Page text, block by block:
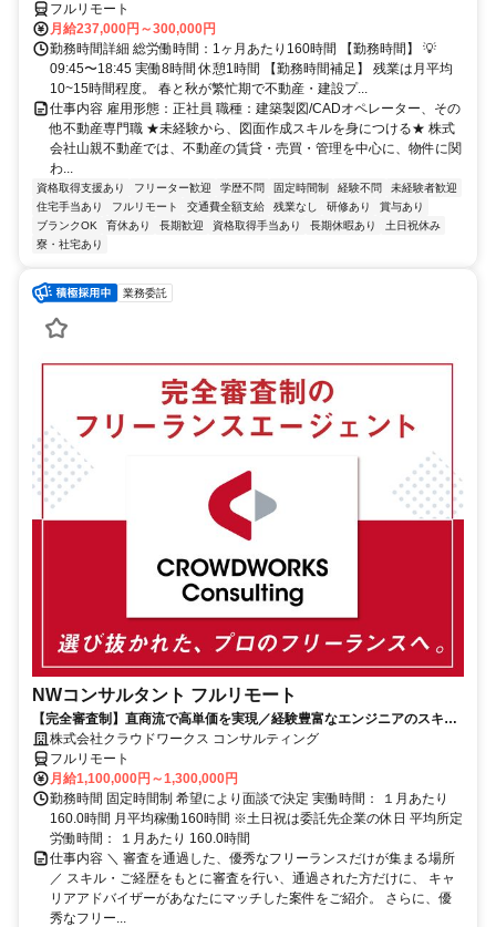
フルリモート
月給237,000円～300,000円
勤務時間詳細 総労働時間：1ヶ月あたり160時間 【勤務時間】 💡
09:45〜18:45 実働8時間 休憩1時間 【勤務時間補足】 残業は月平均
10~15時間程度。 春と秋が繁忙期で不動産・建設プ...
仕事内容 雇用形態：正社員 職種：建築製図/CADオペレーター、その
他不動産専門職 ★未経験から、図面作成スキルを身につける★ 株式
会社山親不動産では、不動産の賃貸・売買・管理を中心に、物件に関
わ...
資格取得支援あり フリーター歓迎 学歴不問 固定時間制 経験不問
未経験者歓迎
住宅手当あり
フルリモート 交通費全額支給 残業なし 研修あり
賞与あり
ブランクOK
育休あり 長期歓迎 資格取得手当あり 長期休暇あり
土日祝休み
寮・社宅あり
業務委託
NWコンサルタント フルリモート
【完全審査制】直商流で高単価を実現／経験豊富なエンジニアのスキル
に合致した案件を多数保有
株式会社クラウドワークス コンサルティング
フルリモート
月給1,100,000円～1,300,000円
勤務時間 固定時間制 希望により面談で決定 実働時間： １月あたり
160.0時間 月平均稼働160時間 ※土日祝は委託先企業の休日 平均所定
労働時間： １月あたり 160.0時間
仕事内容 ＼ 審査を通過した、優秀なフリーランスだけが集まる場所
／ スキル・ご経歴をもとに審査を行い、通過された方だけに、 キャ
リアアドバイザーがあなたにマッチした案件をご紹介。 さらに、優
秀なフリー...